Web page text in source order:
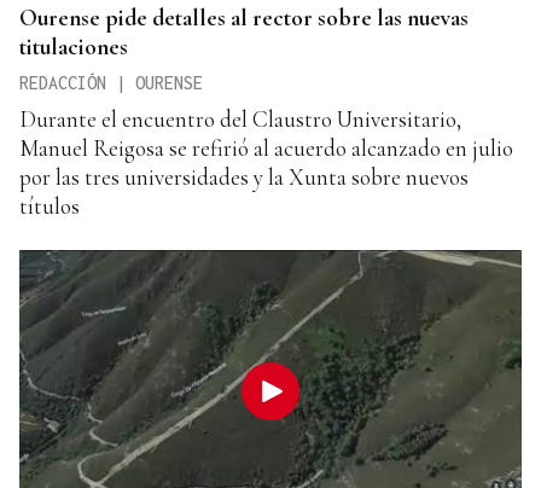
Ourense pide detalles al rector sobre las nuevas
titulaciones
REDACCIÓN | OURENSE
Durante el encuentro del Claustro Universitario,
Manuel Reigosa se refirió al acuerdo alcanzado en julio
por las tres universidades y la Xunta sobre nuevos
títulos